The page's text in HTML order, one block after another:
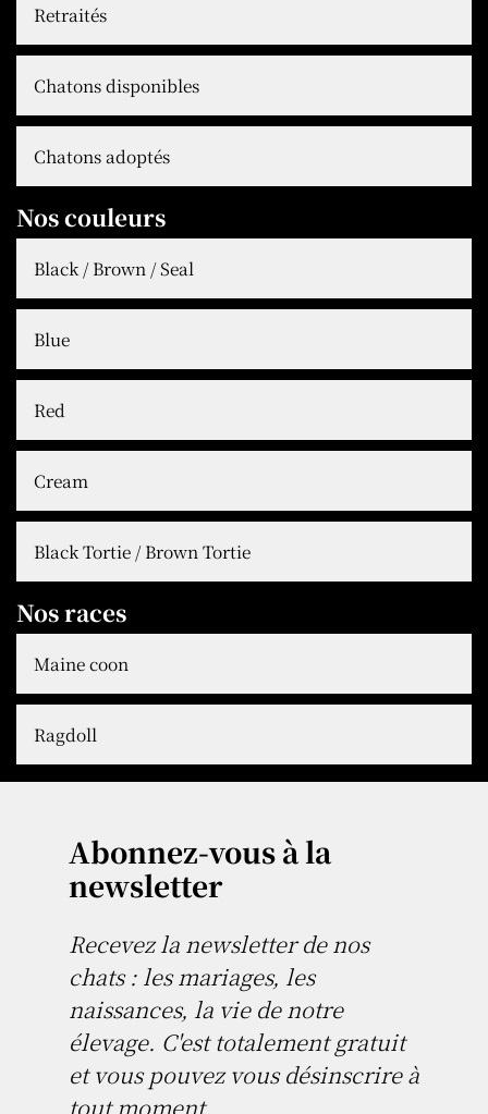
Retraités
Chatons disponibles
Chatons adoptés
Nos couleurs
Black / Brown / Seal
Blue
Red
Cream
Black Tortie / Brown Tortie
Nos races
Maine coon
Ragdoll
Abonnez-vous à la
newsletter
Recevez la newsletter de nos
chats : les mariages, les
naissances, la vie de notre
élevage. C'est totalement gratuit
et vous pouvez vous désinscrire à
tout moment.